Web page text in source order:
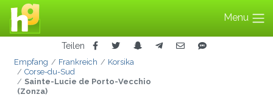
Menu
Teilen
Empfang Frankreich
Korsika
Corse-du-Sud
Sainte-Lucie de Porto-Vecchio
(Zonza)